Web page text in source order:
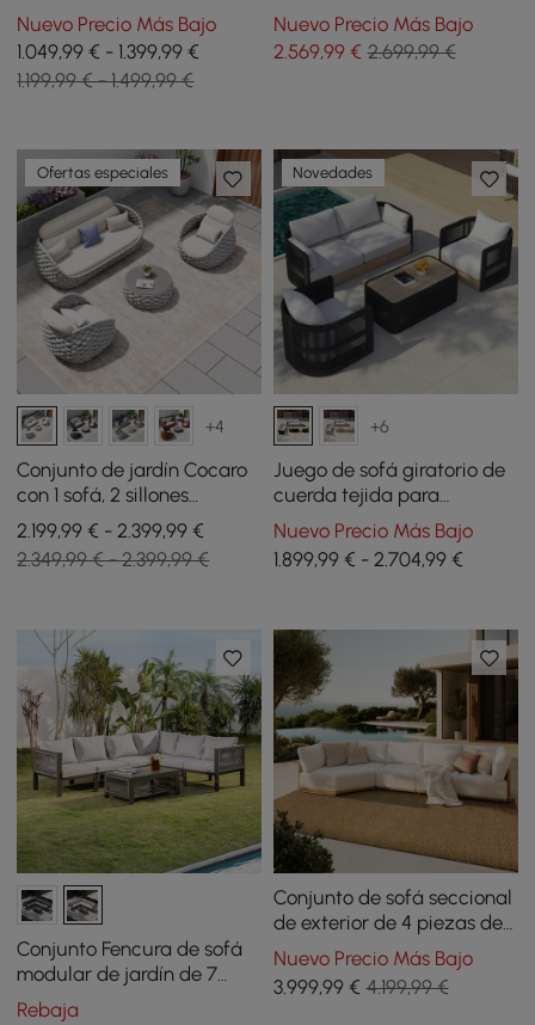
Slaterra de acacia y
aluminio en gris claro
Nuevo Precio Más Bajo
1.049,99 € - 1.399,99 €
1.199,99 € - 1.499,99 €
estructura de teca y
aluminio, gris
Nuevo Precio Más Bajo
2.569,99€ 2.699,99 €
Ofertas especiales
+4
Conjunto de jardín Cocaro
con 1 sofá, 2 sillones
giratorios y 1 mesa de
centro de cuerda tejida -
gris y blanco
2.199,99 € - 2.399,99 €
2.349,99 € - 2.399,99 €
Novedades
+6
Juego de sofá giratorio de
cuerda tejida para
exteriores Costra de 4
piezas con mesa de centro
en negro para 4 personas
Nuevo Precio Más Bajo
1.899,99 € - 2.704,99 €
Conjunto Fencura de sofá
modular de jardín de 7
piezas de aluminio y
Rebaja
Conjunto de sofá seccional
de exterior de 4 piezas de
teca y aluminio con chaise
longue para 4 personas en
gris claro
Nuevo Precio Más Bajo
3.999,99€ 4.199,99 €